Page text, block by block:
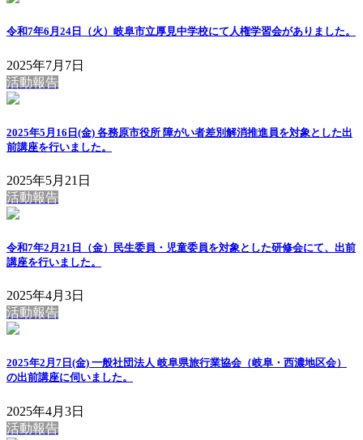
令和7年6月24日（火）岐阜市立厚見中学校にて人権学習会がありました。
2025年7月7日
活動報告
2025年5月16日(金) 各務原市役所 障がい者差別解消推進員を対象とした出
前講座を行いました。
2025年5月21日
活動報告
令和7年2月21日（金）民生委員・児童委員を対象とした研修会にて、出前
講座を行いました。
2025年4月3日
活動報告
2025年2月7日(金) 一般社団法人 岐阜県旅行業協会（岐阜・西濃地区会）
の出前講座に伺いました。
2025年4月3日
活動報告